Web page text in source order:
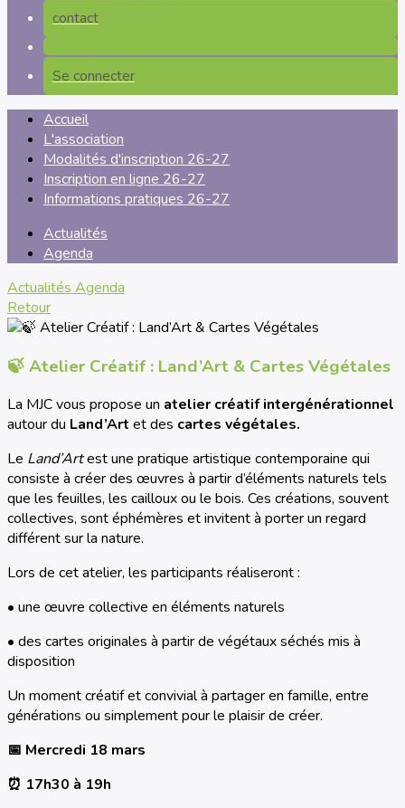
contact
Se connecter
Accueil
L'association
Modalités d'inscription 26-27
Inscription en ligne 26-27
Informations pratiques 26-27
Actualités
Agenda
Actualités Agenda
Retour
🍃 Atelier Créatif : Land’Art & Cartes Végétales
La MJC vous propose un atelier créatif intergénérationnel
autour du Land’Art et des cartes végétales.
Le Land’Artest une pratique artistique contemporaine qui
consiste à créer des œuvres à partir d’éléments naturels tels
que les feuilles, les cailloux ou le bois. Ces créations, souvent
collectives, sont éphémères et invitent à porter un regard
différent sur la nature.
Lors de cet atelier, les participants réaliseront :
• une œuvre collective en éléments naturels
• des cartes originales à partir de végétaux séchés mis à
disposition
Un moment créatif et convivial à partager en famille, entre
générations ou simplement pour le plaisir de créer.
📅 Mercredi 18 mars
⏰ 17h30 à 19h